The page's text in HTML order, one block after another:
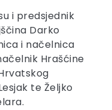
i predsjednik
Darko
i načelnica
Hrašćine
te Željko